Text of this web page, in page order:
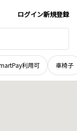
ログイン新規登録
利用可 車椅子